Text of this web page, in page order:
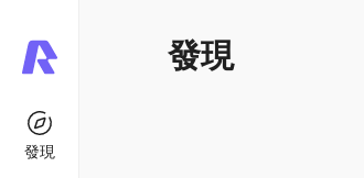
發現
發現